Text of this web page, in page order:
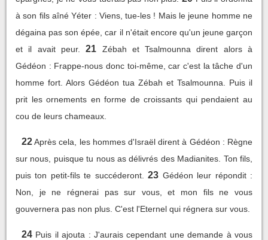
à son fils aîné Yéter : Viens, tue-les ! Mais le jeune homme ne
dégaina pas son épée, car il n'était encore qu'un jeune garçon
et il avait peur.
21
Zébah et Tsalmounna dirent alors à
Gédéon : Frappe-nous donc toi-même, car c'est la tâche d'un
homme fort. Alors Gédéon tua Zébah et Tsalmounna. Puis il
prit les ornements en forme de croissants qui pendaient au
cou de leurs chameaux.
22 Après cela, les hommes d'Israël dirent à Gédéon : Règne
sur nous, puisque tu nous as délivrés des Madianites. Ton fils,
puis ton petit-fils te succéderont.
23 Gédéon leur répondit :
Non, je ne régnerai pas sur vous, et mon fils ne vous
gouvernera pas non plus. C'est l'Eternel qui régnera sur vous.
24 Puis il ajouta : J'aurais cependant une demande à vous